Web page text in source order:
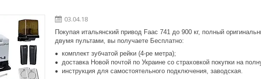
03.04.18
Покупая итальянский привод Faac 741 до 900 кг, полный
двумя пультами, вы получаете Бесплатно:
комплект зубчатой рейки (4-ре метра);
доставка Новой почтой по Украине со страховкой покупки на
инструкция для самостоятельного подключения, заводская.